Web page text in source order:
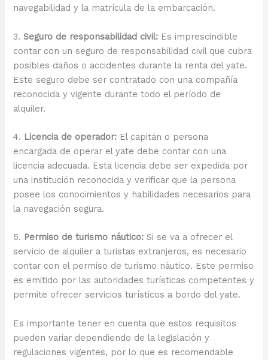
navegabilidad y la matrícula de la embarcación.
3.Seguro de responsabilidad civil: Es imprescindible
contar con un seguro de responsabilidad civil que cubra
posibles daños o accidentes durante la renta del yate.
Este seguro debe ser contratado con una compañía
reconocida y vigente durante todo el período de
alquiler.
4. Licencia de operador: El capitán o persona
encargada de operar el yate debe contar con una
licencia adecuada. Esta licencia debe ser expedida por
una institución reconocida y verificar que la persona
posee los conocimientos y habilidades necesarios para
la navegación segura.
5. Permiso de turismo náutico: Si se va a ofrecer el
servicio de alquiler a turistas extranjeros, es necesario
contar con el permiso de turismo náutico. Este permiso
es emitido por las autoridades turísticas competentes y
permite ofrecer servicios turísticos a bordo del yate.
Es importante tener en cuenta que estos requisitos
pueden variar dependiendo de la legislación y
regulaciones vigentes, por lo que es recomendable